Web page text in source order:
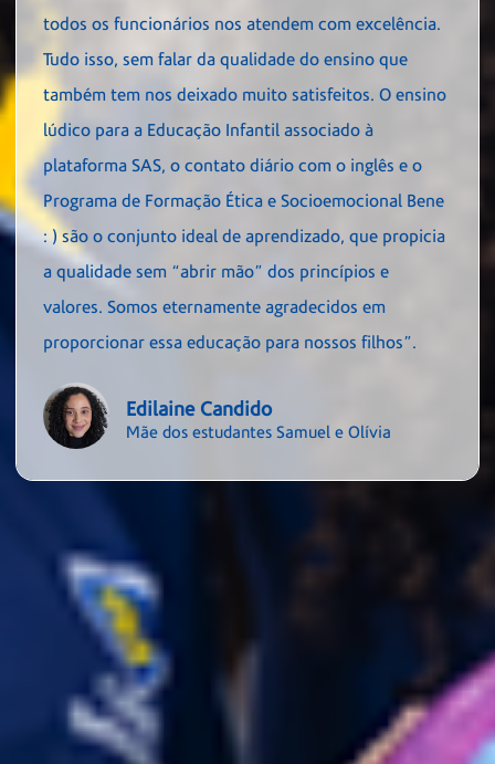
todos os funcionários nos atendem com excelência.
Tudo isso, sem falar da qualidade do ensino que
também tem nos deixado muito satisfeitos. O ensino
lúdico para a Educação Infantil associado à
plataforma SAS, o contato diário com o inglês e o
Programa de Formação Ética e Socioemocional Bene
: ) são o conjunto ideal de aprendizado, que propicia
a qualidade sem “abrir mão” dos princípios e
valores. Somos eternamente agradecidos em
proporcionar essa educação para nossos filhos”.
Edilaine Candido
Mãe dos estudantes Samuel e Olívia